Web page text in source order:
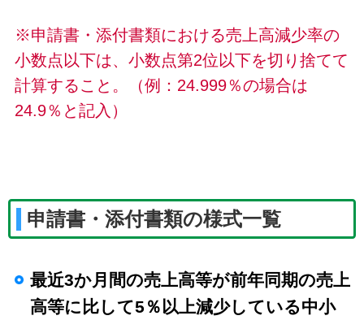
※申請書・添付書類における売上高減少率の
小数点以下は、小数点第2位以下を切り捨てて
計算すること。（例：24.999％の場合は
24.9％と記入）
申請書・添付書類の様式一覧
最近3か月間の売上高等が前年同期の売上
高等に比して5％以上減少している中小